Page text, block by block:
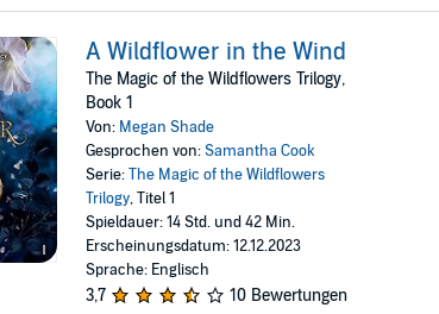
A Wildflower in the Wind
The Magic of the Wildflowers Trilogy,
Book 1
Von: Megan Shade
Gesprochen von:Samantha Cook
Serie:The Magic of the Wildflowers
Trilogy, Titel 1
Spieldauer: 14 Std. und 42 Min.
Erscheinungsdatum: 12.12.2023
Sprache: Englisch
3,7 10 Bewertungen